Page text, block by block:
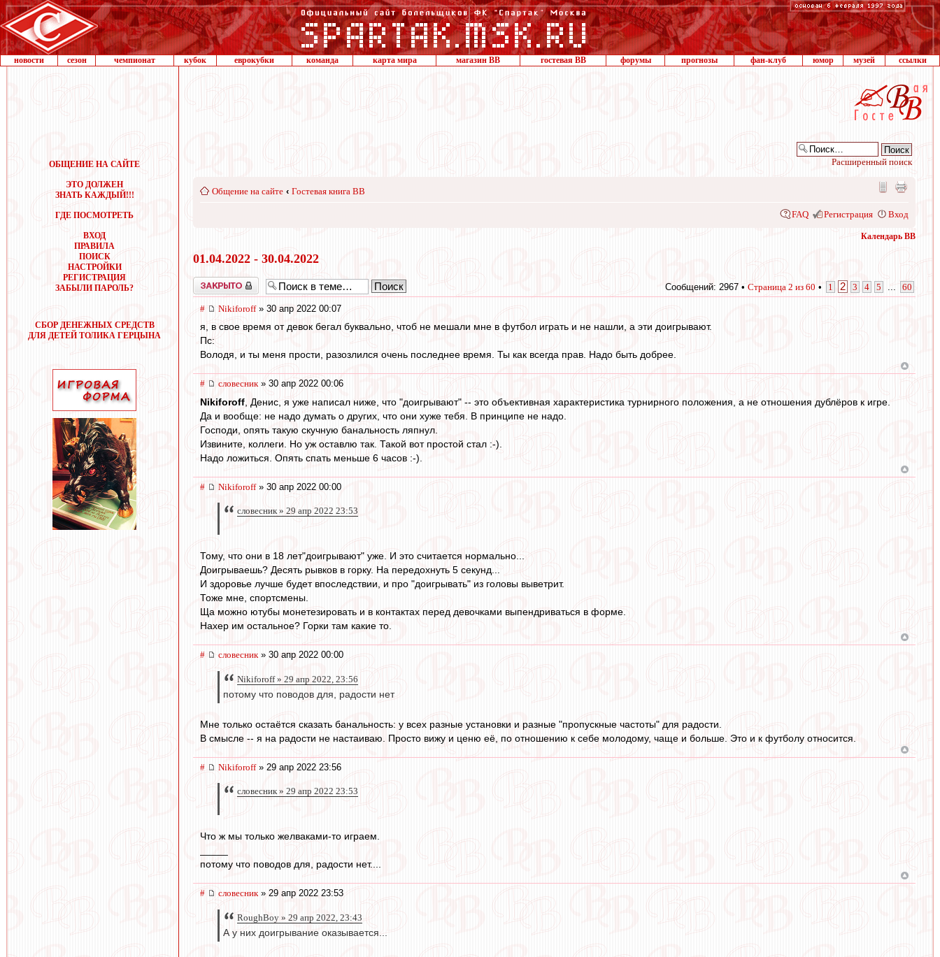
новости сезон чемпионат кубок еврокубки команда карта мира магазин ВВ гостевая ВВ форумы прогнозы фан-клуб юмор музей ссылки
ОБЩЕНИЕ НА САЙТЕ
ЭТО ДОЛЖЕН
ЗНАТЬ КАЖДЫЙ!!!
ГДЕ ПОСМОТРЕТЬ
ВХОД
ПРАВИЛА
ПОИСК
НАСТРОЙКИ
РЕГИСТРАЦИЯ
ЗАБЫЛИ ПАРОЛЬ?
СБОР ДЕНЕЖНЫХ СРЕДСТВ
ДЛЯ ДЕТЕЙ ТОЛИКА ГЕРЦЫНА
Расширенный поиск
Общение на сайте ‹ Гостевая книга ВВ
FAQ Регистрация Вход
Календарь ВВ
01.04.2022 - 30.04.2022
Закрыто Сообщений: 2967 • Страница 2 из 60 • 1 2 3 4 5 60
# Nikiforoff» 30 апр 2022 00:07
я, в свое время от девок бегал буквально, чтоб не мешали мне в футбол играть и не нашли, а эти доигрывают.
Пс:
Володя, и ты меня прости, разозлился очень последнее время. Ты как всегда прав. Надо быть добрее.
# словесник» 30 апр 2022 00:06
Nikiforoff , Денис, я уже написал ниже, что "доигрывают" -- это объективная характеристика турнирного положения, а не отношения дублёров к игре.
Да и вообще: не надо думать о других, что они хуже тебя. В принципе не надо.
Господи, опять такую скучную банальность ляпнул.
Извините, коллеги. Но уж оставлю так. Такой вот простой стал :-).
Надо ложиться. Опять спать меньше 6 часов :-).
# Nikiforoff» 30 апр 2022 00:00
словесник » 29 апр 2022 23:53
Тому, что они в 18 лет"доигрывают" уже. И это считается нормально...
Доигрываешь? Десять рывков в горку. На передохнуть 5 секунд...
И здоровье лучше будет впоследствии, и про "доигрывать" из головы выветрит.
Тоже мне, спортсмены.
Ща можно ютубы монетезировать и в контактах перед девочками выпендриваться в форме.
Нахер им остальное? Горки там какие то.
# словесник» 30 апр 2022 00:00
Nikiforoff » 29 апр 2022, 23:56
потому что поводов для, радости нет
Мне только остаётся сказать банальность: у всех разные установки и разные "пропускные частоты" для радости.
В смысле -- я на радости не настаиваю. Просто вижу и ценю её, по отношению к себе молодому, чаще и больше. Это и к футболу относится.
# Nikiforoff» 29 апр 2022 23:56
словесник » 29 апр 2022 23:53
Что ж мы только желваками-то играем.
потому что поводов для, радости нет....
# словесник» 29 апр 2022 23:53
RoughBoy » 29 апр 2022, 23:43
А у них доигрывание оказывается...